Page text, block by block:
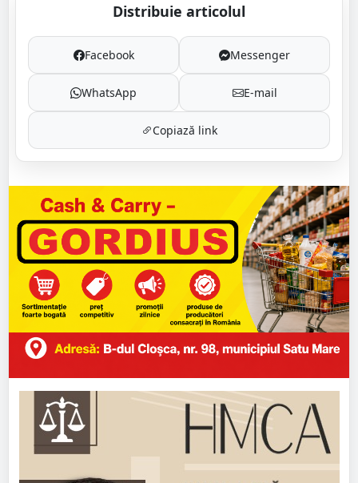
Distribuie articolul
Facebook Messenger
WhatsApp E-mail
Copiază link